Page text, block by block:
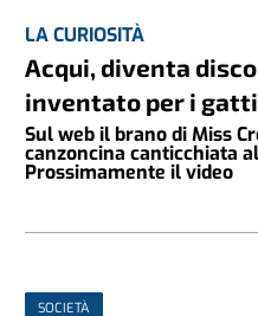
LA CURIOSITÀ
Acqui, diventa
inventato per i gatti
Sul web il brano di Miss
canzoncina canticchiata
Prossimamente il video
SOCIETÀ